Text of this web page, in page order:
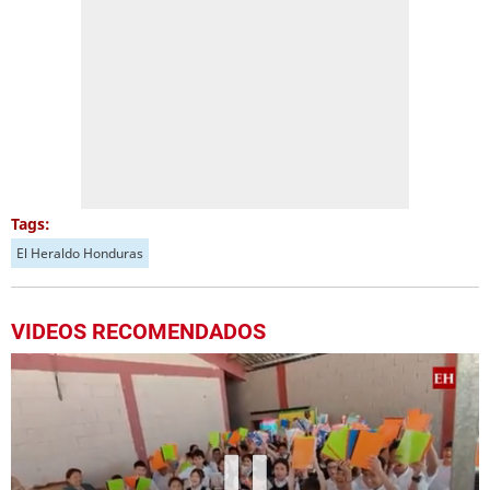
Tags:
El Heraldo Honduras
VIDEOS RECOMENDADOS